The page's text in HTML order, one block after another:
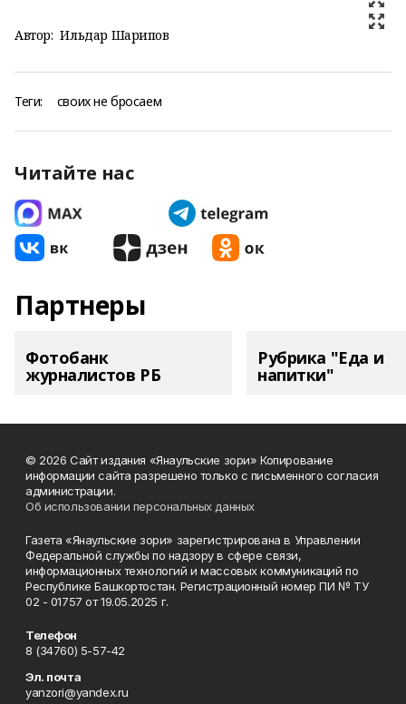
Автор: Ильдар Шарипов
Теги: своих не бросаем
Читайте нас
Партнеры
Фотобанк
журналистов РБ
Рубрика "Еда и
напитки"
© 2026 Сайт издания «Янаульские зори» Копирование
информации сайта разрешено только с письменного согласия
администрации.
Об использовании персональных данных
Газета «Янаульские зори» зарегистрирована в Управлении
Федеральной службы по надзору в сфере связи,
информационных технологий и массовых коммуникаций по
Республике Башкортостан. Регистрационный номер ПИ № ТУ
02 - 01757 от 19.05.2025 г.
Телефон
8 (34760) 5-57-42
Эл. почта
yanzori@yandex.ru